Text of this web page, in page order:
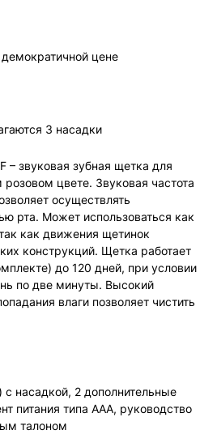
цене
3 насадки
– звуковая зубная щетка для
цвете. Звуковая частота
осуществлять
рта. Может использоваться как
как движения щетинок
конструкций. Щетка работает
до 120 дней, при условии
по две минуты. Высокий
влаги позволяет чистить
с насадкой, 2 дополнительные
питания типа ААА, руководство
талоном